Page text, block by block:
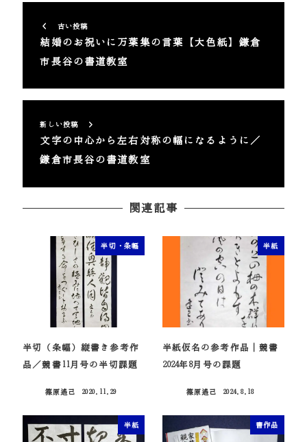
古い投稿
結婚のお祝いに万葉集の言葉【大色紙】鎌倉
市長谷の書道教室
新しい投稿
文字の中心から左右対称の幅になるように／
鎌倉市長谷の書道教室
関連記事
半切・条幅
半切（条幅）縦書き参考作
品／競書11月号の半切課題
篠原遙己
2020.11.29
半紙
半紙仮名の参考作品｜競書
2024年8月号の課題
篠原遙己
2024.8.18
半紙 書作品